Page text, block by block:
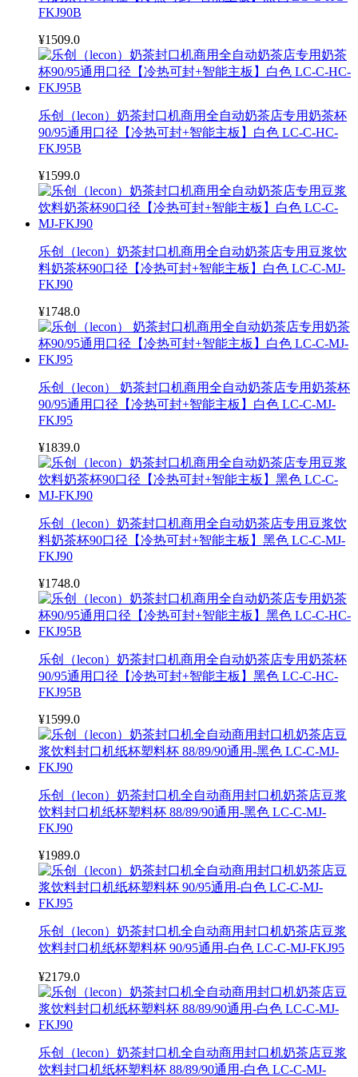
FKJ90B
¥1509.0
乐创（lecon）奶茶封口机商用全自动奶茶店专用奶茶杯
90/95通用口径【冷热可封+智能主板】白色 LC-C-HC-
FKJ95B
¥1599.0
乐创（lecon）奶茶封口机商用全自动奶茶店专用豆浆饮
料奶茶杯90口径【冷热可封+智能主板】白色 LC-C-MJ-
FKJ90
¥1748.0
乐创（lecon） 奶茶封口机商用全自动奶茶店专用奶茶杯
90/95通用口径【冷热可封+智能主板】白色 LC-C-MJ-
FKJ95
¥1839.0
乐创（lecon）奶茶封口机商用全自动奶茶店专用豆浆饮
料奶茶杯90口径【冷热可封+智能主板】黑色 LC-C-MJ-
FKJ90
¥1748.0
乐创（lecon）奶茶封口机商用全自动奶茶店专用奶茶杯
90/95通用口径【冷热可封+智能主板】黑色 LC-C-HC-
FKJ95B
¥1599.0
乐创（lecon）奶茶封口机全自动商用封口机奶茶店豆浆
饮料封口机纸杯塑料杯 88/89/90通用-黑色 LC-C-MJ-
FKJ90
¥1989.0
乐创（lecon）奶茶封口机全自动商用封口机奶茶店豆浆
饮料封口机纸杯塑料杯 90/95通用-白色 LC-C-MJ-FKJ95
¥2179.0
乐创（lecon）奶茶封口机全自动商用封口机奶茶店豆浆
饮料封口机纸杯塑料杯 88/89/90通用-白色 LC-C-MJ-